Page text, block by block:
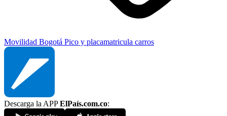
Movilidad Bogotá Pico y placamatricula carros
Descarga la APPElPaís.com.co: